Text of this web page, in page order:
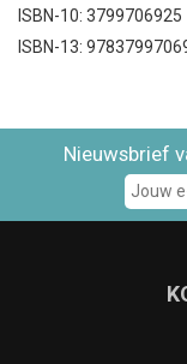
ISBN-10: 3799706925
ISBN-13:
Nieuwsbrief